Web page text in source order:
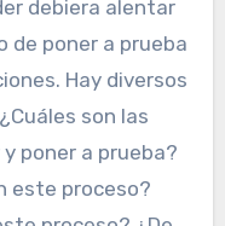
debiera alentar
de poner a prueba
Hay diversos
son las
poner a prueba?
este proceso?